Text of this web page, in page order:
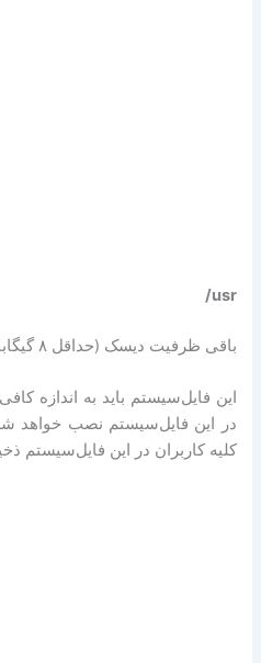
‎ /usr
باقی ظرفیت دیسک (حداقل ۸ گیگابایت)
این فایل‌سیستم باید به اندازه
در این فایل‌سیستم نصب خواهد
کلیه کاربران در این فایل‌سیستم